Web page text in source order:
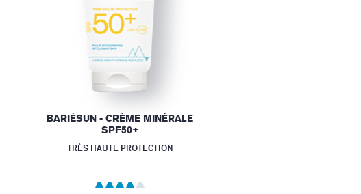
BARIÉSUN - CRÈME MINÉRALE
SPF50+
TRÈS HAUTE PROTECTION